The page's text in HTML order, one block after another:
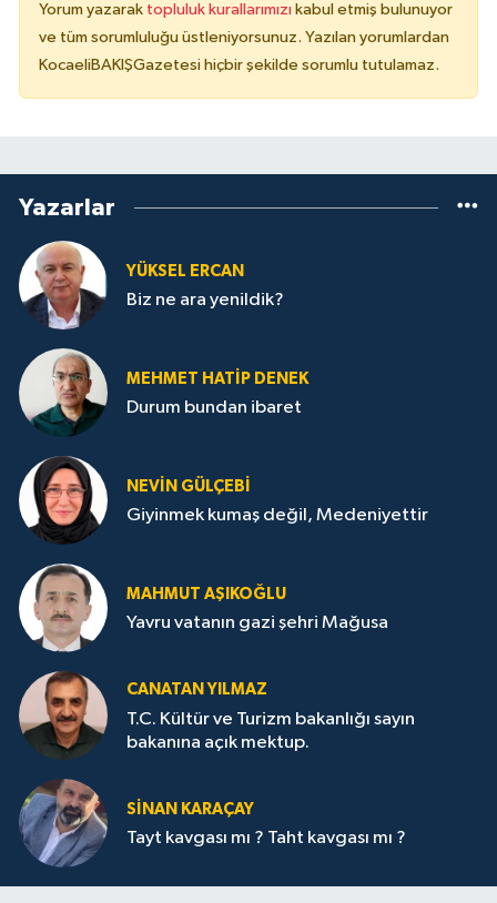
Yorum yazarak topluluk kurallarımızı kabul etmiş bulunuyor
ve tüm sorumluluğu üstleniyorsunuz. Yazılan yorumlardan
KocaeliBAKIŞGazetesi hiçbir şekilde sorumlu tutulamaz.
Yazarlar
YÜKSEL ERCAN
Biz ne ara yenildik?
MEHMET HATİP DENEK
Durum bundan ibaret
NEVİN GÜLÇEBİ
Giyinmek kumaş değil, Medeniyettir
MAHMUT AŞIKOĞLU
Yavru vatanın gazi şehri Mağusa
CANATAN YILMAZ
T.C. Kültür ve Turizm bakanlığı sayın
bakanına açık mektup.
SİNAN KARAÇAY
Tayt kavgası mı ? Taht kavgası mı ?